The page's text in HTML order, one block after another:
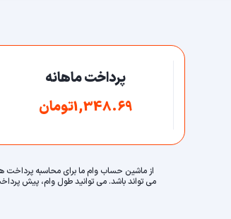
پرداخت ماهانه
1,348.69تومان
از ماشین حساب وام ما برای محاسبه پرداخت
می تواند باشد. می توانید طول وام، پیش